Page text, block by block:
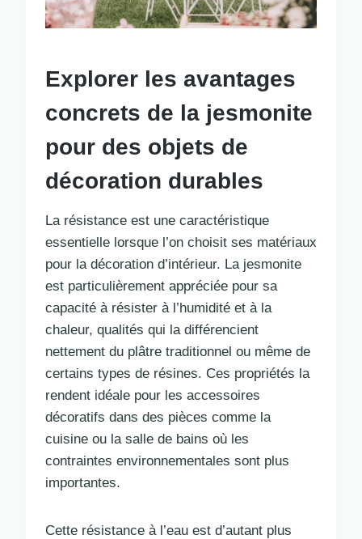
Explorer les avantages
concrets de la jesmonite
pour des objets de
décoration durables
La résistance est une caractéristique
essentielle lorsque l’on choisit ses matériaux
pour la décoration d’intérieur. La jesmonite
est particulièrement appréciée pour sa
capacité à résister à l’humidité et à la
chaleur, qualités qui la différencient
nettement du plâtre traditionnel ou même de
certains types de résines. Ces propriétés la
rendent idéale pour les accessoires
décoratifs dans des pièces comme la
cuisine ou la salle de bains où les
contraintes environnementales sont plus
importantes.
Cette résistance à l’eau est d’autant plus